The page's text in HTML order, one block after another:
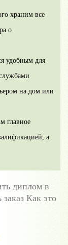
храним все
о
удобным для
на дом или
главное
а
диплом в
Как это